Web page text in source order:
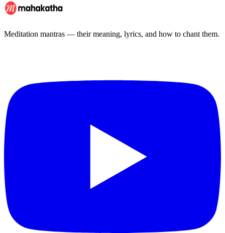
Meditation mantras — their meaning, lyrics, and how to chant them.